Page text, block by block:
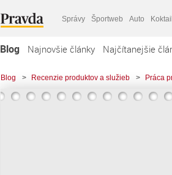
Správy Športweb Auto Koktail
Blog Najnovšie články Najčítanejšie
Blog > Recenzie produktov a služieb > Práca